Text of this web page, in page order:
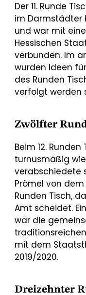
Der 11. Runde
im Darmstädter
und war mit
Hessischen
verbunden. Im
wurden Ideen
des Runden
verfolgt werden
Zwölfter
Beim 12.
turnusmäßig
verabschiedete
Prömel von
Runden Tisch,
Amt scheidet.
war die
mit dem
2019/2020.
Dreizehnter